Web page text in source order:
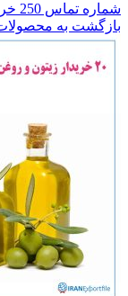
شماره تماس 250 خریدار زعفران ایران در جهان
بازگشت به